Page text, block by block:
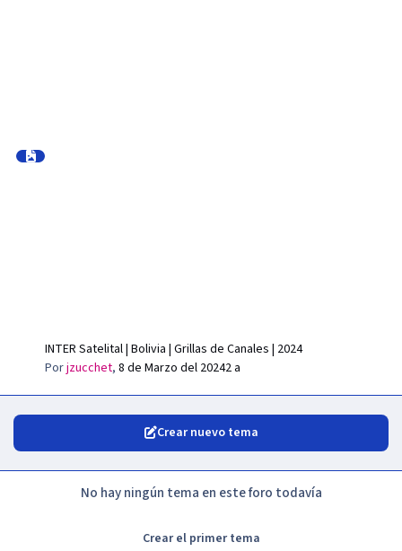
INTER Satelital | Bolivia | Grillas de Canales | 2024
Porjzucchet,8 de Marzo del 20242 a
Crear nuevo tema
No hay ningún tema en este foro todavía
Crear el primer tema